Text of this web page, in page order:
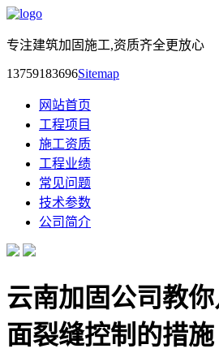
专注建筑加固施工,资质齐全更放心
13759183696Sitemap
网站首页
工程项目
施工资质
工程业绩
常见问题
技术参数
公司简介
云南加固公司教
面裂缝控制的措施